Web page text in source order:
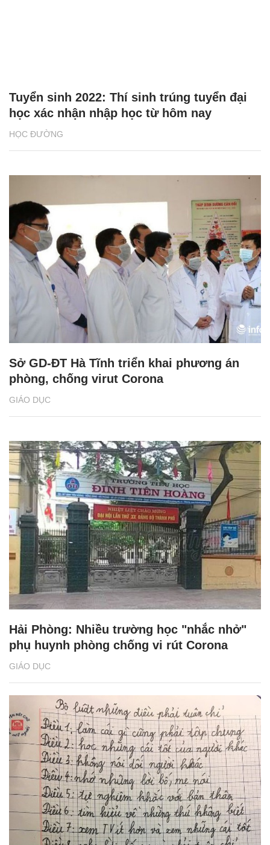
HỌC ĐƯỜNG
Tuyển sinh 2022: Thí sinh trúng tuyển đại
học xác nhận nhập học từ hôm nay
GIÁO DỤC
Sở GD-ĐT Hà Tĩnh triển khai phương án
phòng, chống virut Corona
GIÁO DỤC
Hải Phòng: Nhiều trường học "nhắc nhở"
phụ huynh phòng chống vi rút Corona